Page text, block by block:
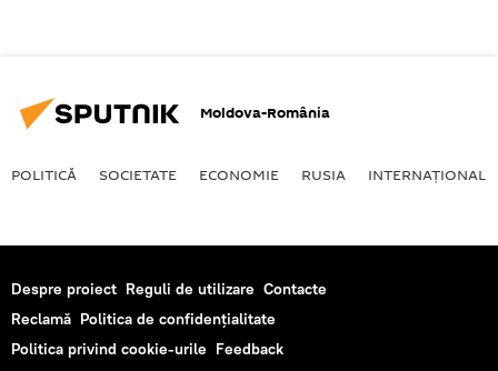
Moldova-România
POLITICĂ SOCIETATE ECONOMIE RUSIA INTERNAŢIONAL
Despre proiect Reguli de utilizare Contacte
Reclamă Politica de confidențialitate
Politica privind cookie-urile Feedback